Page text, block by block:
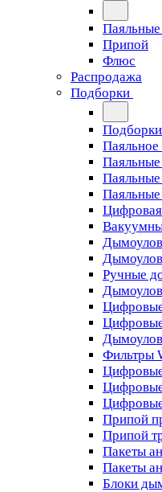
Припой
Флюс
Распродажа
Подборки
Подборки
Паяльные
Цифровая
Ручные
Фильтры
Припой
Припой
Пакеты
Пакеты
Блоки